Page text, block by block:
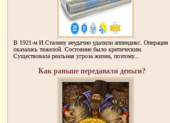
В 1921-м И.Сталину неудачно удалили аппендикс. Операция
оказалась тяжелой. Состояние было критическим.
Существовала реальная угроза жизни, поэтому...
Как раньше передавали деньги?